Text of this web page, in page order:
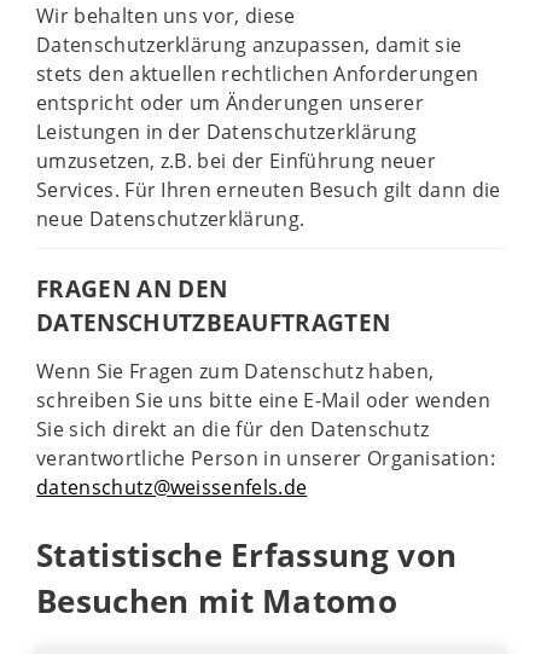
Wir behalten uns vor, diese
Datenschutzerklärung anzupassen, damit sie
stets den aktuellen rechtlichen Anforderungen
entspricht oder um Änderungen unserer
Leistungen in der Datenschutzerklärung
umzusetzen, z.B. bei der Einführung neuer
Services. Für Ihren erneuten Besuch gilt dann die
neue Datenschutzerklärung.
FRAGEN AN DEN
DATENSCHUTZBEAUFTRAGTEN
Wenn Sie Fragen zum Datenschutz haben,
schreiben Sie uns bitte eine E-Mail oder wenden
Sie sich direkt an die für den Datenschutz
verantwortliche Person in unserer Organisation:
datenschutz@weissenfels.de
Statistische Erfassung von
Besuchen mit Matomo